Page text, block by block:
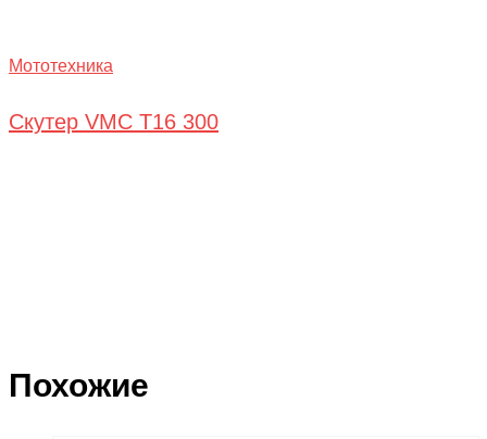
Мототехника
Скутер VMC T16 300
Похожие